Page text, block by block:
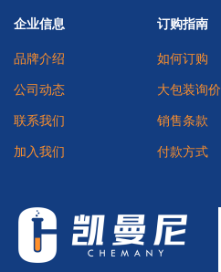
企业信息
品牌介绍
公司动态
联系我们
加入我们
订购指南
如何订购
大包装询价
销售条款
付款方式